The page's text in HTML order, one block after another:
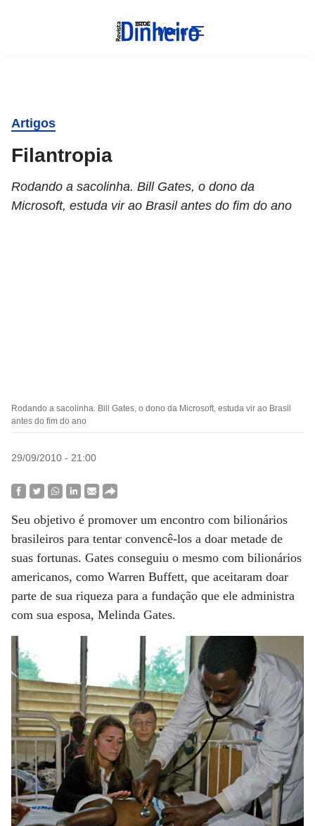
Menu
Artigos
Filantropia
Rodando a sacolinha. Bill Gates, o dono da
Microsoft, estuda vir ao Brasil antes do fim do ano
Rodando a sacolinha. Bill Gates, o dono da Microsoft, estuda vir ao Brasil
antes do fim do ano
29/09/2010 - 21:00
Seu objetivo é promover um encontro com bilionários
brasileiros para tentar convencê-los a doar metade de
suas fortunas. Gates conseguiu o mesmo com bilionários
americanos, como Warren Buffett, que aceitaram doar
parte de sua riqueza para a fundação que ele administra
com sua esposa, Melinda Gates.